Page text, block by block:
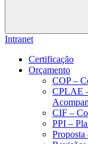
Intranet
Certificação
Orçamento
COP –
CPLAE
CIF –
PPI –